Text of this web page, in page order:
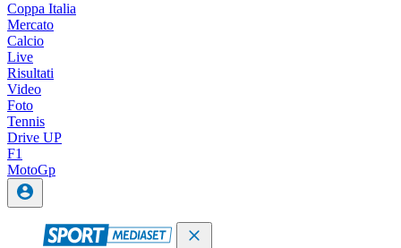
Coppa Italia
Mercato
Calcio
Live
Risultati
Video
Foto
Tennis
Drive UP
F1
MotoGp